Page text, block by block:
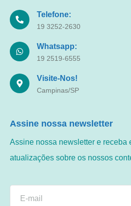
Telefone:
19 3252-2630
Whatsapp:
19 2519-6555
Visite-Nos!
Campinas/SP
Assine nossa newsletter
Assine nossa newsletter e receba
atualizações sobre os nossos